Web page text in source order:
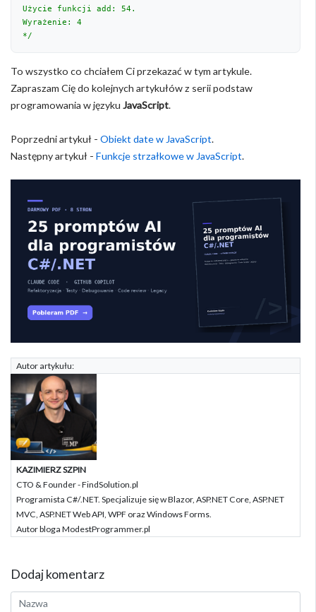
Użycie funkcji add: 54.
Wyrażenie: 4
*/
To wszystko co chciałem Ci przekazać w tym artykule.
Zapraszam Cię do kolejnych artykułów z serii podstaw
programowania w języku JavaScript.
Poprzedni artykuł - Obiekt date w JavaScript.
Następny artykuł - Funkcje strzałkowe w JavaScript.
Autor artykułu:
KAZIMIERZ SZPIN
CTO & Founder - FindSolution.pl
Programista C#/.NET. Specjalizuje się w Blazor, ASP.NET Core, ASP.NET
MVC, ASP.NET Web API, WPF oraz Windows Forms.
Autor bloga ModestProgrammer.pl
Dodaj komentarz